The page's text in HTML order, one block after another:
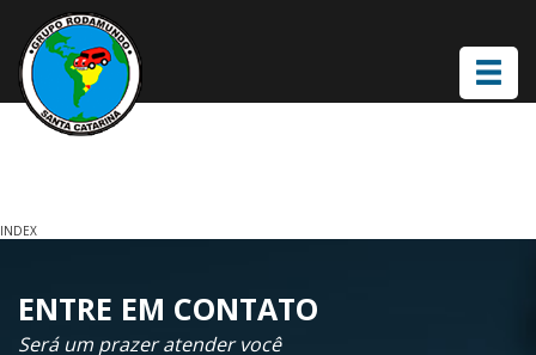
INDEX
ENTRE EM CONTATO
Será um prazer atender você